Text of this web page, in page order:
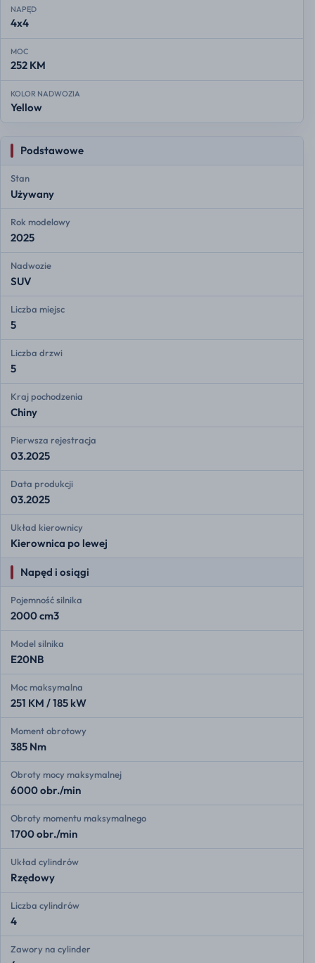
NAPĘD
4x4
MOC
252 KM
KOLOR NADWOZIA
Yellow
Podstawowe
Stan
Używany
Rok modelowy
2025
Nadwozie
SUV
Liczba miejsc
5
Liczba drzwi
5
Kraj pochodzenia
Chiny
Pierwsza rejestracja
03.2025
Data produkcji
03.2025
Układ kierownicy
Kierownica po lewej
Napęd i osiągi
Pojemność silnika
2000 cm3
Model silnika
E20NB
Moc maksymalna
251 KM / 185 kW
Moment obrotowy
385 Nm
Obroty mocy maksymalnej
6000 obr./min
Obroty momentu maksymalnego
1700 obr./min
Układ cylindrów
Rzędowy
Liczba cylindrów
4
Zawory na cylinder